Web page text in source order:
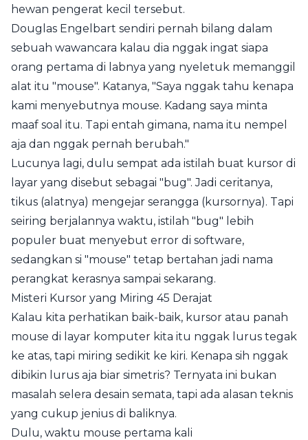
hewan pengerat kecil tersebut.
Douglas Engelbart sendiri pernah bilang dalam
sebuah wawancara kalau dia nggak ingat siapa
orang pertama di labnya yang nyeletuk memanggil
alat itu "mouse". Katanya, "Saya nggak tahu kenapa
kami menyebutnya mouse. Kadang saya minta
maaf soal itu. Tapi entah gimana, nama itu nempel
aja dan nggak pernah berubah."
Lucunya lagi, dulu sempat ada istilah buat kursor di
layar yang disebut sebagai "bug". Jadi ceritanya,
tikus (alatnya) mengejar serangga (kursornya). Tapi
seiring berjalannya waktu, istilah "bug" lebih
populer buat menyebut error di software,
sedangkan si "mouse" tetap bertahan jadi nama
perangkat kerasnya sampai sekarang.
Misteri Kursor yang Miring 45 Derajat
Kalau kita perhatikan baik-baik, kursor atau panah
mouse di layar komputer kita itu nggak lurus tegak
ke atas, tapi miring sedikit ke kiri. Kenapa sih nggak
dibikin lurus aja biar simetris? Ternyata ini bukan
masalah selera desain semata, tapi ada alasan teknis
yang cukup jenius di baliknya.
Dulu, waktu mouse pertama kali